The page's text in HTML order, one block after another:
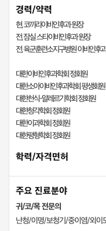
경력/약력
현, 코끼리이비인후과 원장
전, 잠실 스타이비인후과 원장
전, 육군훈련소지구병원 이비인후
대한이비인후과학회 정회원
대한소아이비인후과학회 평생회원
대한천식-알레르기학회 정회원
대한청각학회 정회원
대한이과학회 정회원
대한평형학회 정회원
학력/자격면허
주요 진료분야
귀/코/목 전문의
난청/이명/보청기/중이염/외이